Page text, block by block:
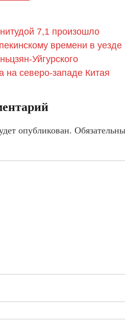
7,1 произошло
времени в уезде
Уйгурского
на северо-западе Китая
опубликован.